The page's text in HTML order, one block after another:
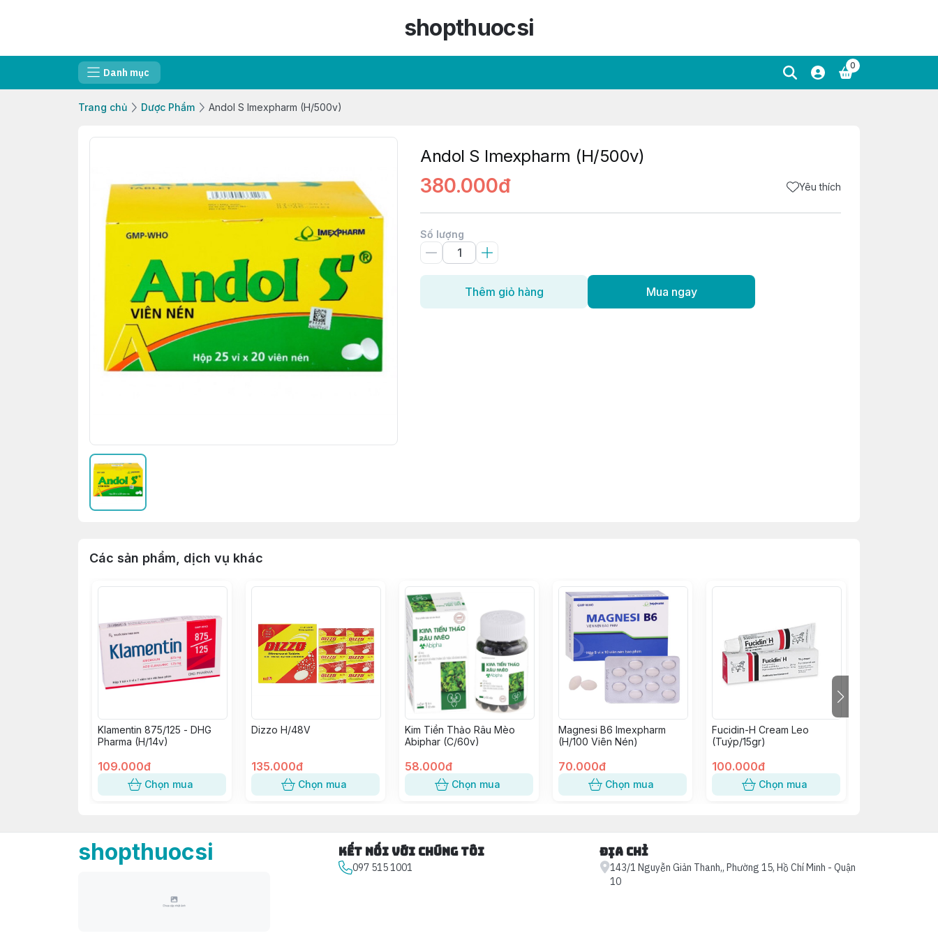
shopthuocsi
Danh mục
0
Trang chủ Dược Phẩm Andol S Imexpharm (H/500v)
Andol S Imexpharm (H/500v)
380.000đ Yêu thích
Số lượng
Thêm giỏ hàng Mua ngay
Các sản phẩm, dịch vụ khác
Klamentin 875/125 - DHG
Pharma (H/14v)
109.000đ
Chọn mua
Dizzo H/48V
135.000đ
Chọn mua
Kim Tiền Thảo Râu Mèo
Abiphar (C/60v)
58.000đ
Chọn mua
Magnesi B6 Imexpharm
(H/100 Viên Nén)
70.000đ
Chọn mua
Fucidin-H Cream Leo
(Tuýp/15gr)
100.000đ
Chọn mua
shopthuocsi Kết nối với chúng tôi
097 515 1001
Địa chỉ
143/1 Nguyễn Giản Thanh,, Phường 15, Hồ Chí Minh - Quận
10